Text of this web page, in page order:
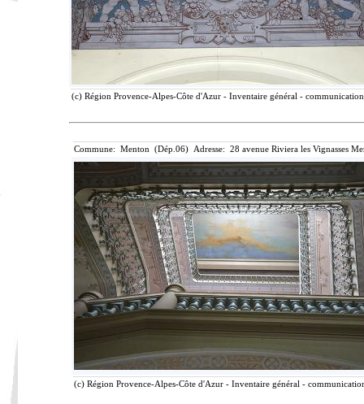
(c) Région Provence-Alpes-Côte d'Azur - Inventaire général -
Commune: Menton (Dép.06) Adresse: 28 avenue Riviera les Vignasses
(c) Région Provence-Alpes-Côte d'Azur - Inventaire général -